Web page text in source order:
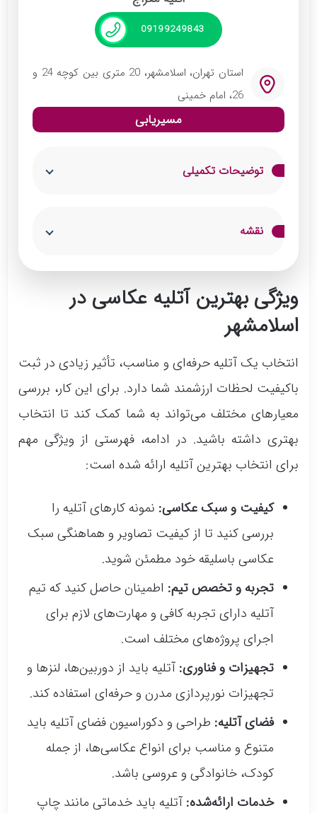
عکاسی پرتره (شخصی، خانوادگی، کودک و نوزاد)
عکاسی مراسم (عروسی، نامزدی، تولد و جشن‌ها)
عکاسی تبلیغاتی و صنعتی (محصولات، برندها و
تدوین و ساخت فیلم‌های حرفه‌ای و مستند
09199249843
استان تهران، اسلامشهر، 20 متری بین کوچه 24 و
26، امام خمینی
مسیریابی
توضیحات تکمیلی
عکاسی و فیلم‌برداری، یکی از برترین انتخاب‌ها
استفاده از تجهیزات پیشرفته و تیمی مجرب، در
زمینه‌های عکاسی عروس و داماد، کودک، خانوادگی
و صنعتی فعالیت می‌کند. طراحی محیط آتلیه
به‌گونه‌ای است که فضایی آرام و الهام‌بخش برای
خلق تصاویری خاص و ماندگار فراهم شود.
خلاقیت، دقت در جزئیات و ارائه کیفیت بالا از
ویژگی‌های برجسته آتلیه معراج است. هدف این
مجموعه، ثبت خاطرات ارزشمند شما با هنری‌ترین
خدمات:
عکاسی عروس و داماد
عکاسی کودک و نوزاد
عکاسی خانوادگی و پرتره
عکاسی تبلیغاتی و صنعتی
فیلم‌برداری حرفه‌ای و تدوین ویدئو
نقشه
ویژگی بهترین آتلیه عکاسی در
اسلامشهر
انتخاب یک آتلیه حرفه‌ای و مناسب، تأثیر زیادی در ثبت
باکیفیت لحظات ارزشمند شما دارد. برای این کار، بررسی
معیارهای مختلف می‌تواند به شما کمک کند تا انتخاب
بهتری داشته باشید. در ادامه، فهرستی از ویژگی مهم
برای انتخاب بهترین آتلیه ارائه شده است:
کیفیت و سبک عکاسی: نمونه‌ کارهای آتلیه را
بررسی کنید تا از کیفیت تصاویر و هماهنگی سبک
عکاسی باسلیقه خود مطمئن شوید.
تجربه و تخصص تیم: اطمینان حاصل کنید که تیم
آتلیه دارای تجربه کافی و مهارت‌های لازم برای
اجرای پروژه‌های مختلف است.
تجهیزات و فناوری: آتلیه باید از دوربین‌ها، لنزها و
تجهیزات نورپردازی مدرن و حرفه‌ای استفاده کند.
فضای آتلیه: طراحی و دکوراسیون فضای آتلیه باید
متنوع و مناسب برای انواع عکاسی‌ها، از جمله
کودک، خانوادگی و عروسی باشد.
خدمات ارائه‌شده: آتلیه باید خدماتی مانند چاپ